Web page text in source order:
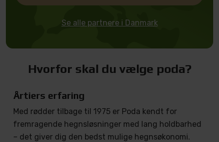
Se alle partnere i Danmark
Hvorfor skal du vælge poda?
Årtiers erfaring
Med rødder tilbage til 1975 er Poda kendt for
fremragende hegnsløsninger med lang holdbarhed
– det giver dig den bedst mulige hegnsøkonomi.